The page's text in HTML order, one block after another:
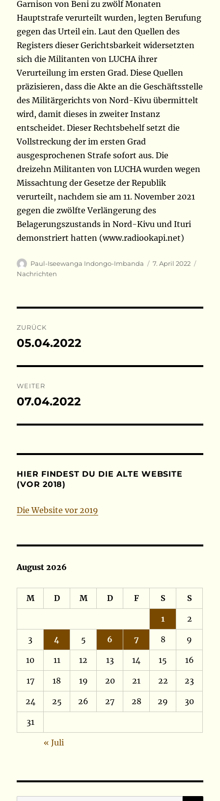
Garnison von Beni zu zwölf Monaten
Hauptstrafe verurteilt wurden, legten Berufung
gegen das Urteil ein. Laut den Quellen des
Registers dieser Gerichtsbarkeit widersetzten
sich die Militanten von LUCHA ihrer
Verurteilung im ersten Grad. Diese Quellen
präzisieren, dass die Akte an die Geschäftsstelle
des Militärgerichts von Nord-Kivu übermittelt
wird, damit dieses in zweiter Instanz
entscheidet. Dieser Rechtsbehelf setzt die
Vollstreckung der im ersten Grad
ausgesprochenen Strafe sofort aus. Die
dreizehn Militanten von LUCHA wurden wegen
Missachtung der Gesetze der Republik
verurteilt, nachdem sie am 11. November 2021
gegen die zwölfte Verlängerung des
Belagerungszustands in Nord-Kivu und Ituri
demonstriert hatten (www.radiookapi.net)
Autor
Paul-Iseewanga Indongo-Imbanda
Veröffentlicht
7. April 2022
Nachrichten
ZURÜCK
Vorheriger
05.04.2022
WEITER
Nächster
07.04.2022
HIER FINDEST DU DIE ALTE WEBSITE
(VOR 2018)
Die Website vor 2019
August 2026
M D M D F S S
1 2
3 4 5 6 7 8 9
10 11 12 13 14 15 16
17 18 19 20 21 22 23
24 25 26 27 28 29 30
31
« Juli